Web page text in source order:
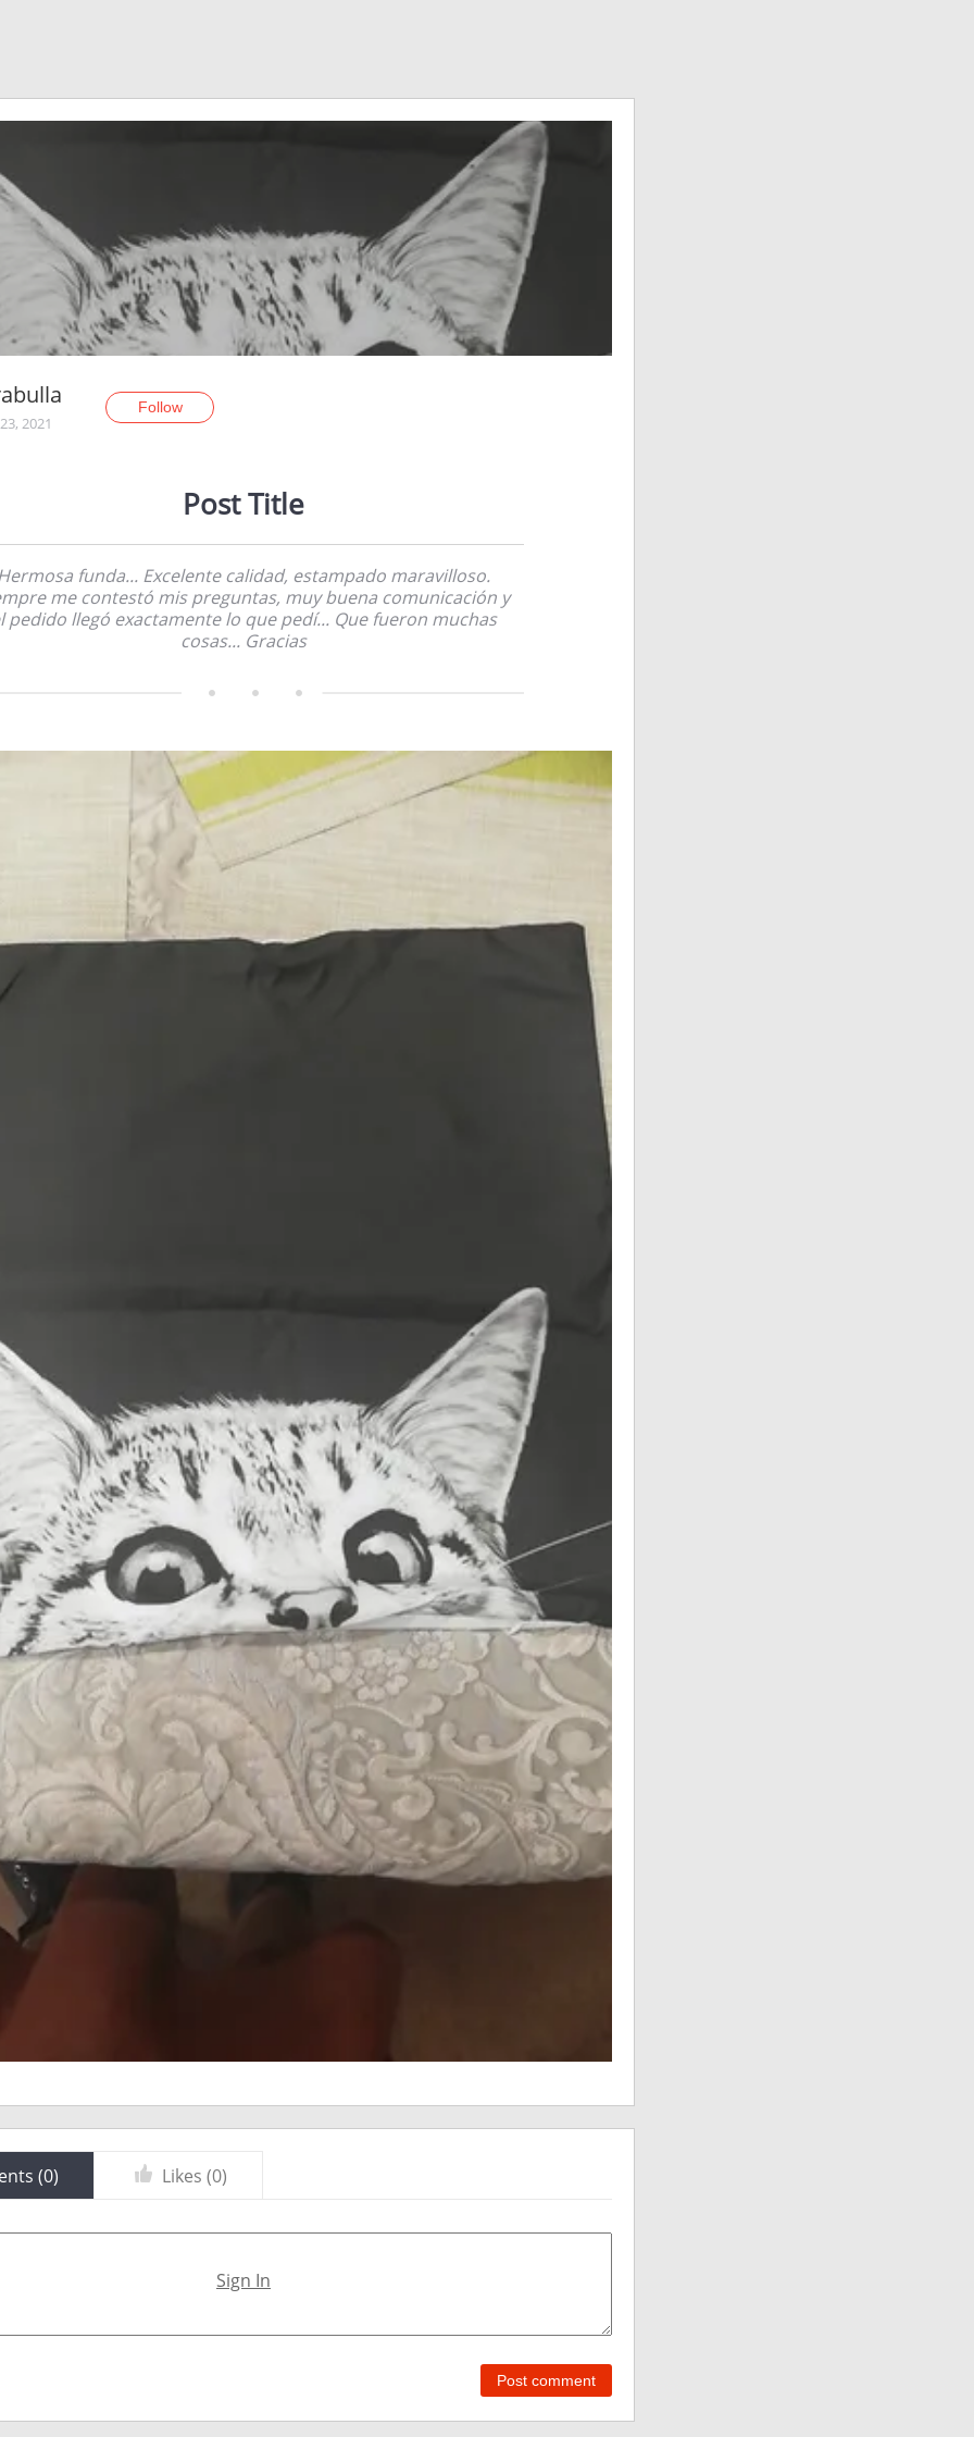
2021
Follow
Post Title
funda... Excelente calidad, estampado maravilloso.
me contestó mis preguntas, muy buena comunicación y
pedido llegó exactamente lo que pedí... Que fueron muchas
cosas... Gracias
(0) Likes (0)
Sign In
Post comment